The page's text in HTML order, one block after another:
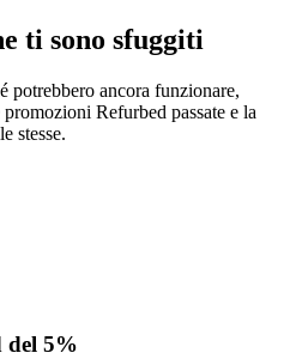
ti sono sfuggiti
potrebbero ancora funzionare,
Refurbed passate e la
stesse.
del 5%